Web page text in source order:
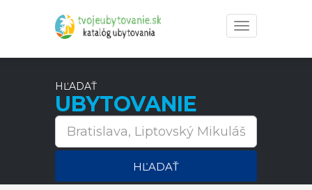
Toggle
navigation
HĽADAŤ
UBYTOVANIE
HĽADAŤ